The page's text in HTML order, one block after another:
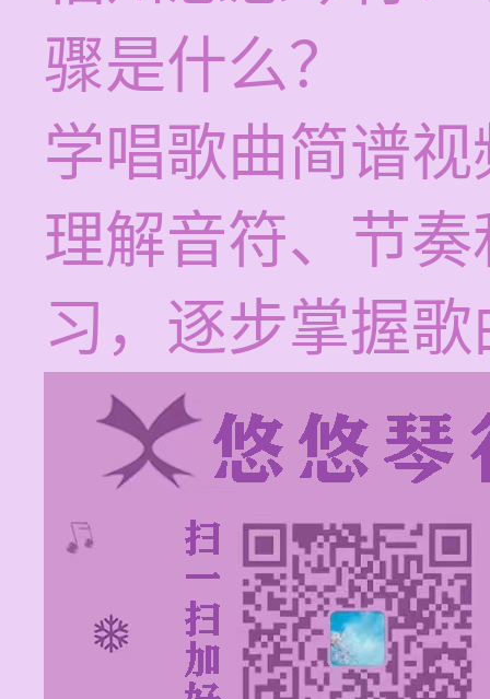
骤是什么？
学唱歌曲简谱
理解音符、节
习，逐步掌握